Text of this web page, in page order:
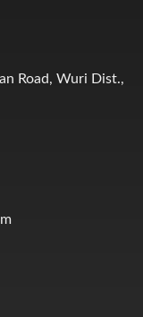
Road, Wuri Dist.,